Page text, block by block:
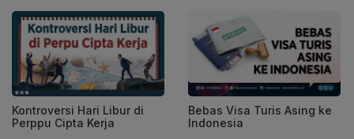
Kontroversi Hari Libur di
Perppu Cipta Kerja
Bebas Visa Turis Asing ke
Indonesia